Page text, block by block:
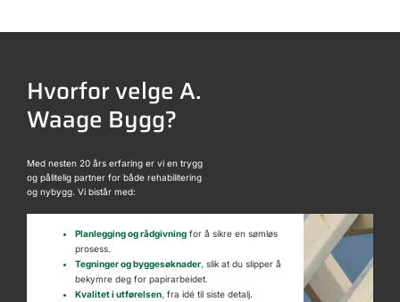
Hvorfor velge A.
Waage Bygg?
Med nesten 20 års erfaring er vi en trygg
og pålitelig partner for både rehabilitering
og nybygg. Vi bistår med:
Planlegging og rådgivning for å sikre en sømløs
prosess.
Tegninger og byggesøknader, slik at du slipper å
bekymre deg for papirarbeidet.
Kvalitet i utførelsen, fra idé til siste detalj.